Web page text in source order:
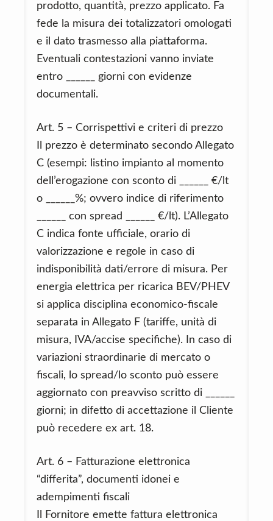
prodotto, quantità, prezzo applicato. Fa
fede la misura dei totalizzatori omologati
e il dato trasmesso alla piattaforma.
Eventuali contestazioni vanno inviate
entro ______ giorni con evidenze
documentali.
Art. 5 – Corrispettivi e criteri di prezzo
Il prezzo è determinato secondo Allegato
C (esempi: listino impianto al momento
dell’erogazione con sconto di ______ €/lt
o ______%; ovvero indice di riferimento
______ con spread ______ €/lt). L’Allegato
C indica fonte ufficiale, orario di
valorizzazione e regole in caso di
indisponibilità dati/errore di misura. Per
energia elettrica per ricarica BEV/PHEV
si applica disciplina economico-fiscale
separata in Allegato F (tariffe, unità di
misura, IVA/accise specifiche). In caso di
variazioni straordinarie di mercato o
fiscali, lo spread/lo sconto può essere
aggiornato con preavviso scritto di ______
giorni; in difetto di accettazione il Cliente
può recedere ex art. 18.
Art. 6 – Fatturazione elettronica
“differita”, documenti idonei e
adempimenti fiscali
Il Fornitore emette fattura elettronica